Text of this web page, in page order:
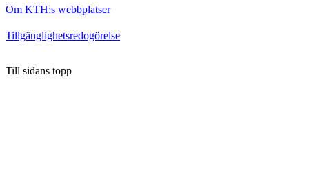
Om KTH:s webbplatser
Tillgänglighetsredogörelse
Till sidans topp